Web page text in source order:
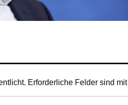
Erforderliche Felder sind mit